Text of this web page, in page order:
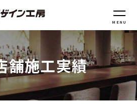
MENU
舗施工実績